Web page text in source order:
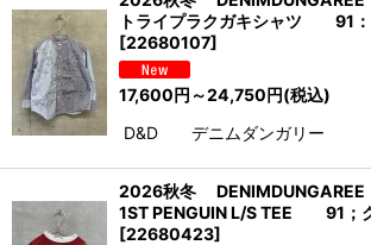
トライプラクガキシャツ 91：
[22680107]
17,600円 ～24,750円(税込)
D&D デニムダンガリー
2026秋冬
1ST PENGUIN L/S TEE 91；
[22680423]